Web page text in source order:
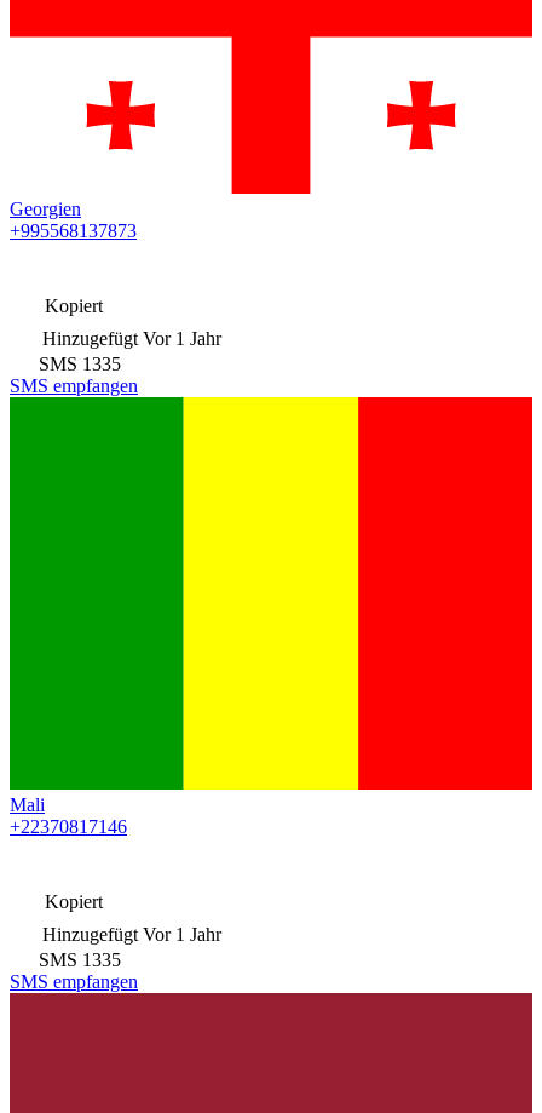
Georgien
+995568137873
Kopiert
Hinzugefügt Vor 1 Jahr
SMS 1335
SMS empfangen
Mali
+22370817146
Kopiert
Hinzugefügt Vor 1 Jahr
SMS 1335
SMS empfangen